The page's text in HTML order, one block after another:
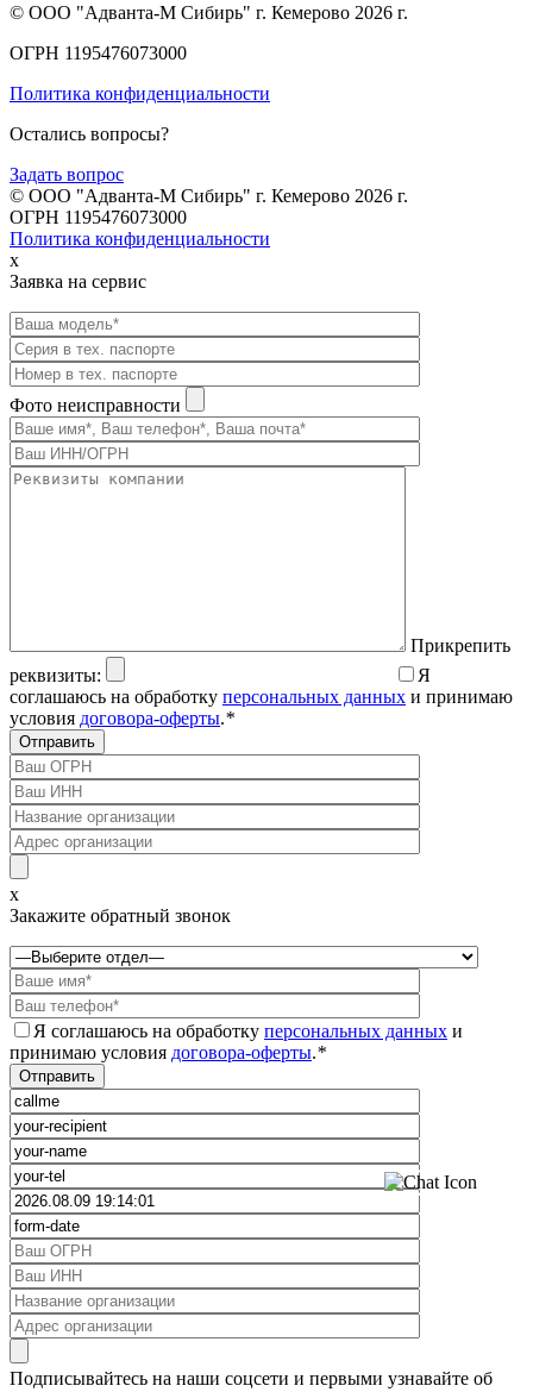
© ООО "Адванта-М Сибирь" г. Кемерово 2026 г.
ОГРН 1195476073000
Политика конфиденциальности
Остались вопросы?
Задать вопрос
© ООО "Адванта-М Сибирь" г. Кемерово 2026 г.
ОГРН 1195476073000
Политика конфиденциальности
x
Заявка на сервис
Фото неисправности
Прикрепить
реквизиты:
Я
соглашаюсь на обработку персональных данных и принимаю
условия договора-оферты.*
x
Закажите обратный звонок
Я соглашаюсь на обработку персональных данных и
принимаю условия договора-оферты.*
Подписывайтесь на наши соцсети и первыми узнавайте об